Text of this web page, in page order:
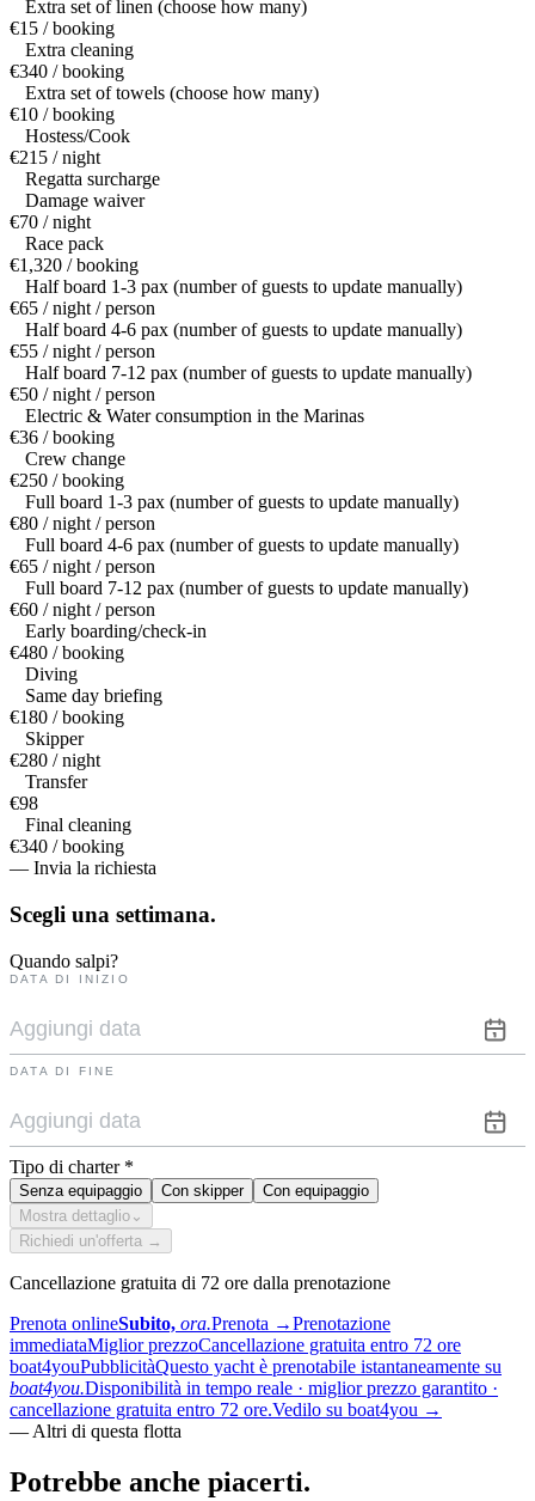
Extra set of linen (choose how many)
€15 / booking
Extra cleaning
€340 / booking
Extra set of towels (choose how many)
€10 / booking
Hostess/Cook
€215 / night
Regatta surcharge
Damage waiver
€70 / night
Race pack
€1,320 / booking
Half board 1-3 pax (number of guests to update manually)
€65 / night / person
Half board 4-6 pax (number of guests to update manually)
€55 / night / person
Half board 7-12 pax (number of guests to update manually)
€50 / night / person
Electric & Water consumption in the Marinas
€36 / booking
Crew change
€250 / booking
Full board 1-3 pax (number of guests to update manually)
€80 / night / person
Full board 4-6 pax (number of guests to update manually)
€65 / night / person
Full board 7-12 pax (number of guests to update manually)
€60 / night / person
Early boarding/check-in
€480 / booking
Diving
Same day briefing
€180 / booking
Skipper
€280 / night
Transfer
€98
Final cleaning
€340 / booking
— Invia la richiesta
Scegli una settimana.
Quando salpi?
DATA DI INIZIO
DATA DI FINE
Tipo di charter *
Senza equipaggio Con skipper
Con equipaggio
Mostra dettaglio ⌄
Richiedi un'offerta →
Cancellazione gratuita di 72 ore dalla prenotazione
Prenota onlineSubito, ora.Prenota →Prenotazione
immediataMiglior prezzoCancellazione gratuita entro 72 ore
boat4youPubblicitàQuesto yacht è prenotabile istantaneamente su
boat4you.Disponibilità in tempo reale · miglior prezzo garantito ·
cancellazione gratuita entro 72 ore.Vedilo su boat4you →
— Altri di questa flotta
Potrebbe anche piacerti.